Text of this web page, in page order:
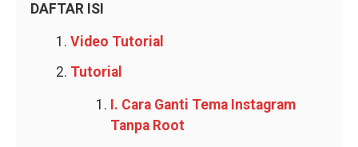
DAFTAR ISI
Video Tutorial
Tutorial
I. Cara Ganti Tema Instagram
Tanpa Root